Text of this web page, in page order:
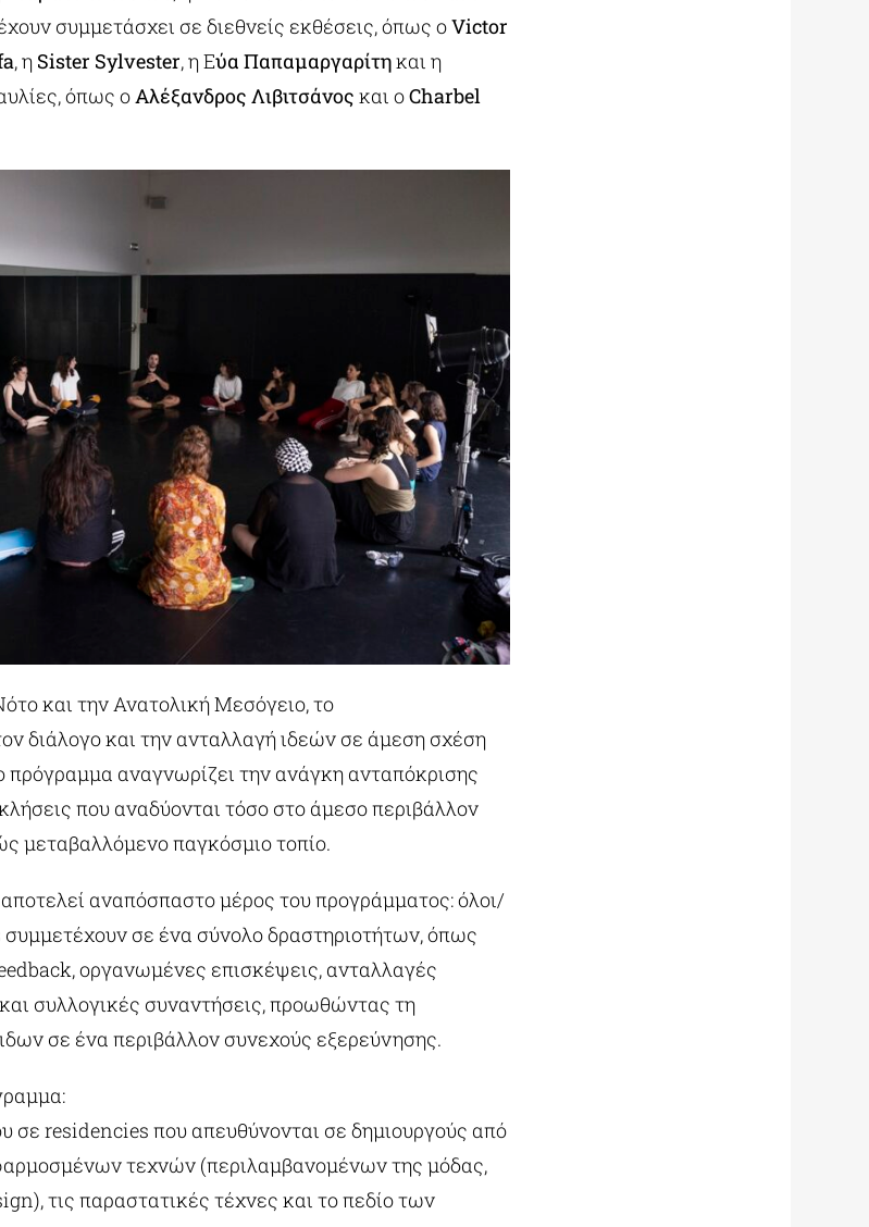
συμμετάσχει σε διεθνείς εκθέσεις, όπως οVictor
, η Sister Sylvester, η Εύα Παπαμαργαρίτηκαι η
όπως οΑλέξανδρος Λιβιτσάνος και οCharbel
και την Ανατολική Μεσόγειο, το
διάλογο και την ανταλλαγή ιδεών σε άμεση σχέση
πρόγραμμα αναγνωρίζει την ανάγκη ανταπόκρισης
που αναδύονται τόσο στο άμεσο περιβάλλον
μεταβαλλόμενο παγκόσμιο τοπίο.
αναπόσπαστο μέρος του προγράμματος: όλοι/
συμμετέχουν σε ένα σύνολο δραστηριοτήτων, όπως
οργανωμένες επισκέψεις, ανταλλαγές
συλλογικές συναντήσεις, προωθώντας τη
σε ένα περιβάλλον συνεχούς εξερεύνησης.
σε residencies που απευθύνονται σε δημιουργούς από
τεχνών (περιλαμβανομένων της μόδας,
τις παραστατικές τέχνες και το πεδίο των